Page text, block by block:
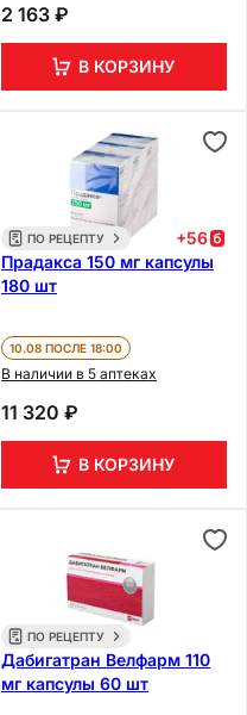
2 163 ₽
В КОРЗИНУ
ПО РЕЦЕПТУ +56
Прадакса 150 мг капсулы
180 шт
10.08 ПОСЛЕ 18:00
В наличии в 5 аптеках
11 320 ₽
В КОРЗИНУ
ПО РЕЦЕПТУ
Дабигатран Велфарм 110
мг капсулы 60 шт